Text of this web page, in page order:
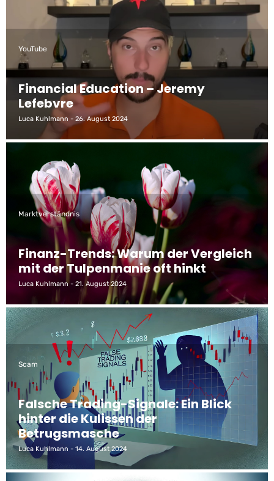
YouTube
Financial Education – Jeremy
Lefebvre
Luca Kuhlmann 26. August 2024
Marktverständnis
Finanz-Trends: Warum der Vergleich
mit der Tulpenmanie oft hinkt
Luca Kuhlmann 21. August 2024
Scam
Falsche Trading-Signale: Ein Blick
hinter die Kulissen der
Betrugsmasche
Luca Kuhlmann 14. August 2024